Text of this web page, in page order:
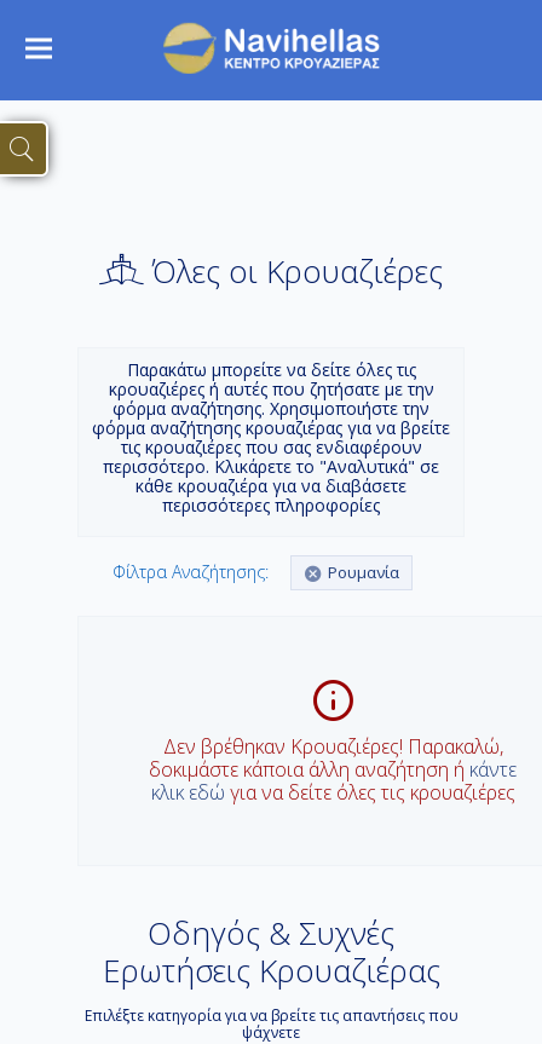
Όλες οι Κρουαζιέρες
Παρακάτω μπορείτε να δείτε όλες τις
κρουαζιέρες ή αυτές που ζητήσατε με την
φόρμα αναζήτησης. Χρησιμοποιήστε την
φόρμα αναζήτησης κρουαζιέρας για να βρείτε
τις κρουαζιέρες που σας ενδιαφέρουν
περισσότερο. Κλικάρετε το "Αναλυτικά" σε
κάθε κρουαζιέρα για να διαβάσετε
περισσότερες πληροφορίες
Φίλτρα Αναζήτησης: Ρουμανία
Δεν βρέθηκαν Κρουαζιέρες! Παρακαλώ,
δοκιμάστε κάποια άλλη αναζήτηση ή κάντε
κλικ εδώ για να δείτε όλες τις κρουαζιέρες
Οδηγός & Συχνές
Ερωτήσεις Κρουαζιέρας
Επιλέξτε κατηγορία για να βρείτε τις απαντήσεις που
ψάχνετε